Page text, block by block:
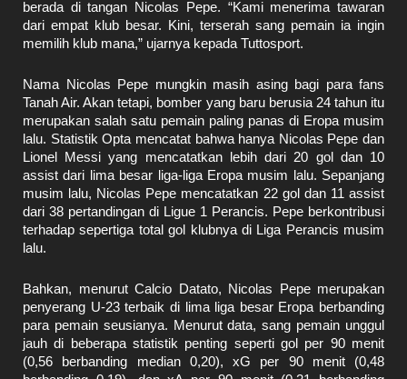
berada di tangan Nicolas Pepe. “Kami menerima tawaran
dari empat klub besar. Kini, terserah sang pemain ia ingin
memilih klub mana,” ujarnya kepada Tuttosport.
Nama Nicolas Pepe mungkin masih asing bagi para fans
Tanah Air. Akan tetapi, bomber yang baru berusia 24 tahun itu
merupakan salah satu pemain paling panas di Eropa musim
lalu. Statistik Opta mencatat bahwa hanya Nicolas Pepe dan
Lionel Messi yang mencatatkan lebih dari 20 gol dan 10
assist dari lima besar liga-liga Eropa musim lalu. Sepanjang
musim lalu, Nicolas Pepe mencatatkan 22 gol dan 11 assist
dari 38 pertandingan di Ligue 1 Perancis. Pepe berkontribusi
terhadap sepertiga total gol klubnya di Liga Perancis musim
lalu.
Bahkan, menurut Calcio Datato, Nicolas Pepe merupakan
penyerang U-23 terbaik di lima liga besar Eropa berbanding
para pemain seusianya. Menurut data, sang pemain unggul
jauh di beberapa statistik penting seperti gol per 90 menit
(0,56 berbanding median 0,20), xG per 90 menit (0,48